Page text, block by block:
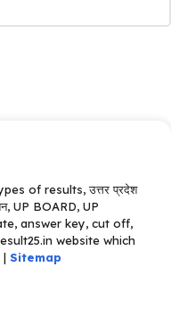
of results, उत्तर प्रदेश
UP BOARD, UP
answer key, cut off,
website which
| Sitemap